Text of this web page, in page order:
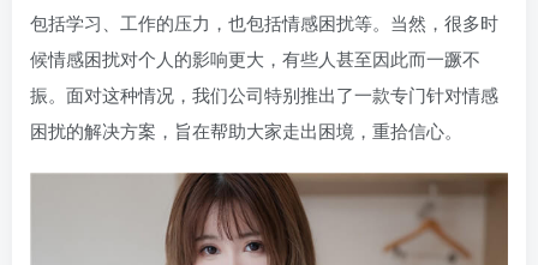
包括学习、工作的压力，也包括情感困扰等。当然，很多时
候情感困扰对个人的影响更大，有些人甚至因此而一蹶不
振。面对这种情况，我们公司特别推出了一款专门针对情感
困扰的解决方案，旨在帮助大家走出困境，重拾信心。